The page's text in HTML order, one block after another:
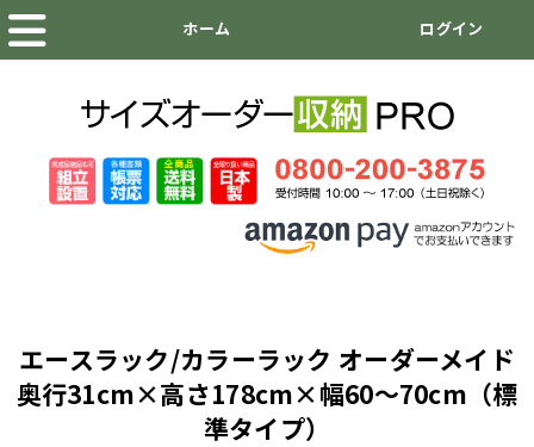
エースラック/カラーラック オーダーメイド
奥行31cm×高さ178cm×幅60～70cm（標
準タイプ）